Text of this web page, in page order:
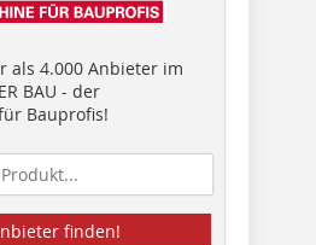
als 4.000 Anbieter im
BAU - der
Bauprofis!
finden!